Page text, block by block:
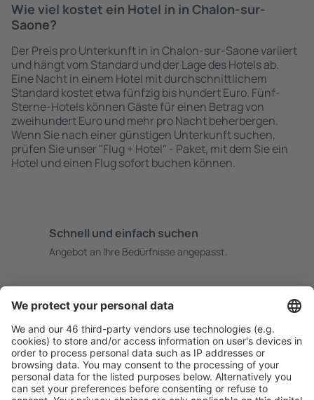
Wie viel kostet ein Hotel in in Chalon-sur-
Saone?
Der Preis pro Unterkunft in in Chalon-sur-Saone variiert
und hängt vom Standard und der Lage des Hotels ab.
Eine Nacht in einem Hotel mit durchschnittlichem
Standard kostet etwa fünfzig bis hundert Euro. Fünf-
Sterne-Hotels können Gäste für einen Betrag von
zweihundert Euro und mehr pro Nacht beherbergen.
Wenn Sie nach einer günstigen Unterkunft suchen,
prüfen Sie unser "Flug + Hotel" - Paket, mit dem Sie ein
Hotel und einen Flug sofort buchen können.
Schnell und einfach suchen
Angebot an Ihre Bedürfnisse angepasst.
Buchen ohne Sorgen mit einer kostenlosen
Stornierungsoption.
Mehr sparen
Attraktive Preise und Spezialangebote für eingeloggte
Benutzer.